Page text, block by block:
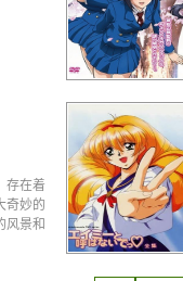
存在着
奇妙的
风景和